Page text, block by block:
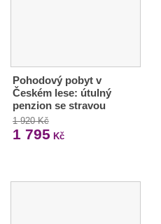
Pohodový pobyt v
Českém lese: útulný
penzion se stravou
1 920 Kč
1 795 Kč